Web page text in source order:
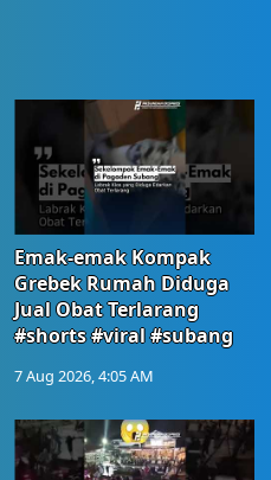
Emak-emak Kompak
Grebek Rumah Diduga
Jual Obat Terlarang
#shorts #viral #subang
7 Aug 2026, 4:05 AM